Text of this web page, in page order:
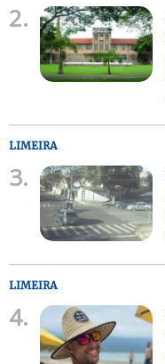
2.
LIMEIRA
3.
LIMEIRA
4.